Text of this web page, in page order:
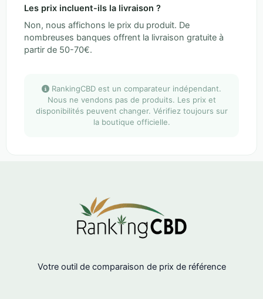
Les prix incluent-ils la livraison ?
Non, nous affichons le prix du produit. De
nombreuses banques offrent la livraison gratuite à
partir de 50-70€.
RankingCBD est un comparateur indépendant.
Nous ne vendons pas de produits. Les prix et
disponibilités peuvent changer. Vérifiez toujours sur
la boutique officielle.
Votre outil de comparaison de prix de référence